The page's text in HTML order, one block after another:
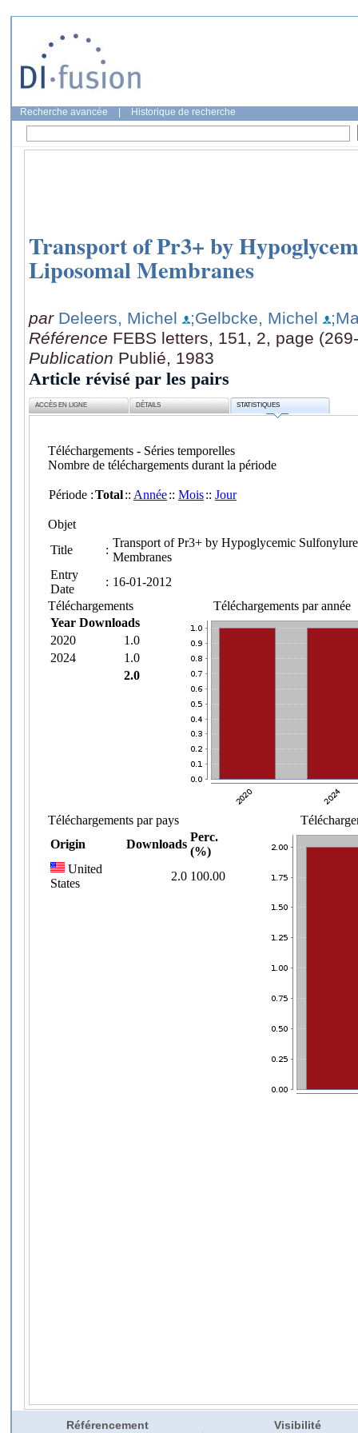
Recherche avancée Historique de recherche
Transport of Pr3+ by
Liposomal Membranes
par Deleers, Michel ;Gelbcke, Michel
Référence FEBS letters, 151, 2, page
Publication Publié, 1983
Article révisé par les pairs
ACCÈS EN LIGNE DÉTAILS STATISTIQUES
Référencement Visibilité